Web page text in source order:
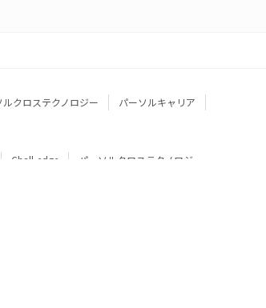
ルクロステクノロジー
パーソルキャリア
Chall-edge
パーソルクロステクノロジー